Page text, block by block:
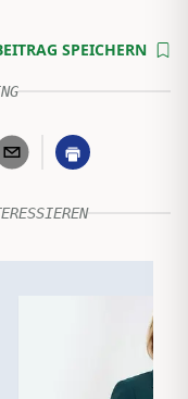
SPEICHERN